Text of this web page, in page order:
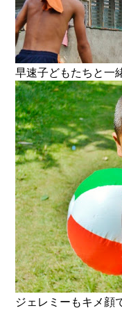
早速子どもたちと一
ジェレミーもキメ顔